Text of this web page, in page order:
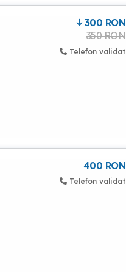
300 RON
350 RON
Telefon validat
400 RON
Telefon validat